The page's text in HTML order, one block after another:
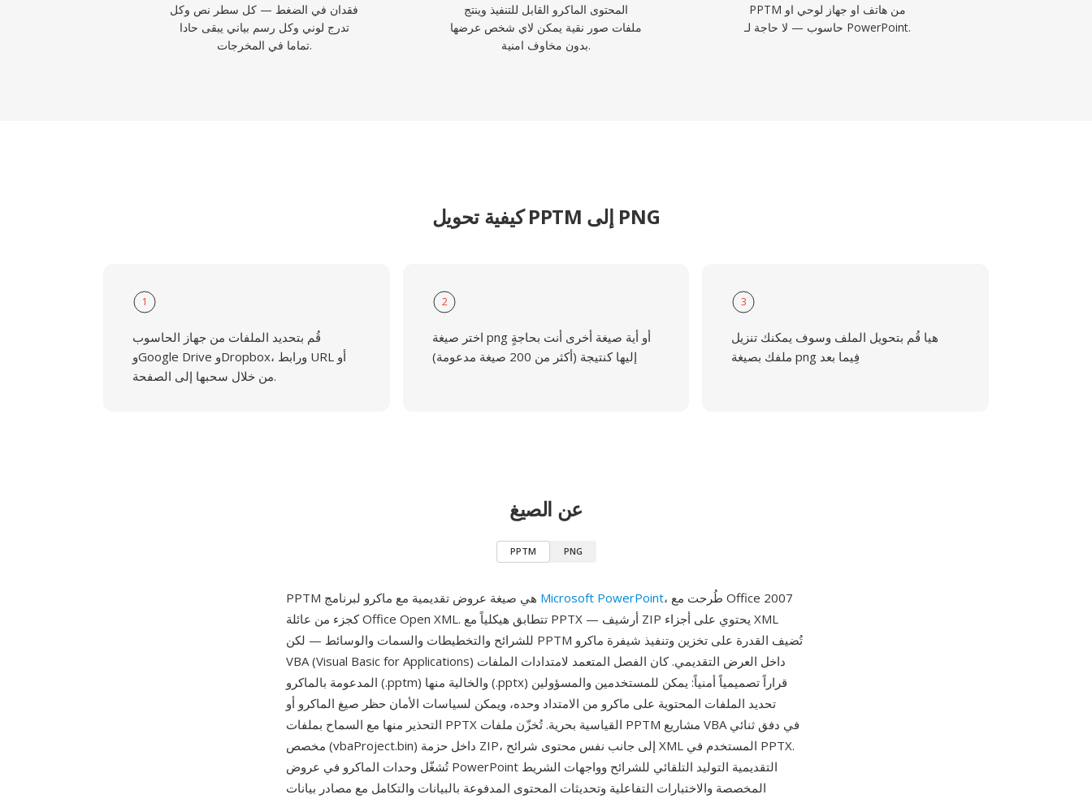
فقدان في الضغط — كل سطر نص وكل
تدرج لوني وكل رسم بياني يبقى حادا
تماما في المخرجات.
المحتوى الماكرو القابل للتنفيذ وينتج
ملفات صور نقية يمكن لاي شخص عرضها
بدون مخاوف امنية.
PPTM من هاتف او جهاز لوحي او
حاسوب — لا حاجة لـ PowerPoint.
كيفية تحويل PPTM إلى PNG
1
قُم بتحديد الملفات من جهاز الحاسوب
وGoogle Drive وDropbox، ورابط URL أو
من خلال سحبها إلى الصفحة.
2
اختر صيغة png أو أية صيغة أخرى أنت بحاجةٍ
إليها كنتيجة (أكثر من 200 صيغة مدعومة)
3
هيا قُم بتحويل الملف وسوف يمكنك تنزيل
ملفك بصيغة png فِيما بعد
عن الصيغ
PPTM PNG
Microsoft PowerPoint، طُرحت مع Office 2007
كجزء من عائلة Office Open XML. تتطابق هيكلياً مع PPTX — أرشيف ZIP يحتوي على أجزاء XML
للشرائح والتخطيطات والسمات والوسائط — لكن PPTM تُضيف القدرة على تخزين وتنفيذ شيفرة ماكرو
VBA (Visual Basic for Applications) داخل العرض التقديمي. كان الفصل المتعمد لامتدادات الملفات
المدعومة بالماكرو (.pptm) والخالية منها (.pptx) قراراً تصميمياً أمنياً: يمكن للمستخدمين والمسؤولين
تحديد الملفات المحتوية على ماكرو من الامتداد وحده، ويمكن لسياسات الأمان حظر صيغ الماكرو أو
التحذير منها مع السماح بملفات PPTX القياسية بحرية. تُخزّن ملفات PPTM مشاريع VBA في دفق ثنائي
مخصص (vbaProject.bin) داخل حزمة ZIP، إلى جانب نفس محتوى شرائح XML المستخدم في PPTX.
تُشغّل وحدات الماكرو في عروض PowerPoint التقديمية التوليد التلقائي للشرائح وواجهات الشريط
المخصصة والاختبارات التفاعلية وتحديثات المحتوى المدفوعة بالبيانات والتكامل مع مصادر بيانات